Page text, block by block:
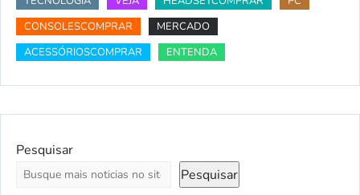
CONSOLESCOMPRAR
MERCADO
ACESSÓRIOSCOMPRAR
ENTENDA
Pesquisar
Pesquisar